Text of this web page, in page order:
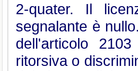
2-quater. Il
segnalante è
dell'articolo
ritorsiva o